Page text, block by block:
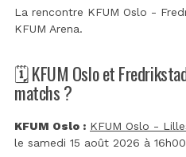
La rencontre KFUM Oslo -
KFUM Arena.
🗓️ KFUM Oslo et
matchs ?
KFUM Oslo : KFUM Oslo -
le samedi 15 août 2026 à